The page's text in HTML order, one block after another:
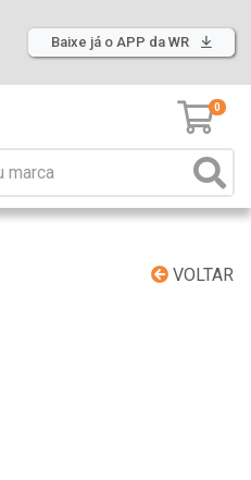
Baixe já o APP da WR
0
VOLTAR